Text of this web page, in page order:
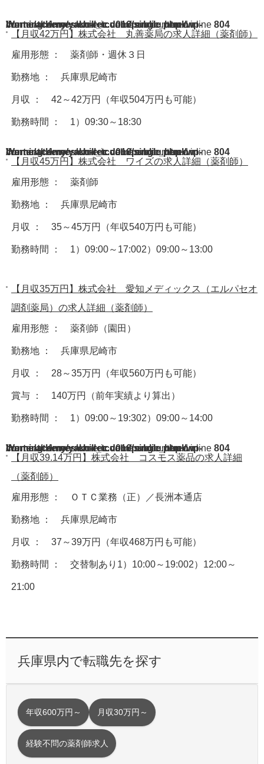
Warning: A non-numeric value encountered in
/home/acdmy/yaku-rec.com/public_html/wp-content/themes/chill_tcd016/single.phpon line 804
【月収42万円】株式会社 丸善薬局の求人詳細（薬剤師）
雇用形態 ： 薬剤師・週休３日
勤務地 ： 兵庫県尼崎市
月収 ： 42～42万円（年収504万円も可能）
勤務時間 ： 1）09:30～18:30
Warning: A non-numeric value encountered in
/home/acdmy/yaku-rec.com/public_html/wp-content/themes/chill_tcd016/single.phpon line 804
【月収45万円】株式会社 ワイズの求人詳細（薬剤師）
雇用形態 ： 薬剤師
勤務地 ： 兵庫県尼崎市
月収 ： 35～45万円（年収540万円も可能）
勤務時間 ： 1）09:00～17:002）09:00～13:00
【月収35万円】株式会社 愛知メディックス（エルパセオ
調剤薬局）の求人詳細（薬剤師）
雇用形態 ： 薬剤師（園田）
勤務地 ： 兵庫県尼崎市
月収 ： 28～35万円（年収560万円も可能）
賞与 ： 140万円（前年実績より算出）
勤務時間 ： 1）09:00～19:302）09:00～14:00
Warning: A non-numeric value encountered in
/home/acdmy/yaku-rec.com/public_html/wp-content/themes/chill_tcd016/single.phpon line 804
【月収39.14万円】株式会社 コスモス薬品の求人詳細
（薬剤師）
雇用形態 ： ＯＴＣ業務（正）／長洲本通店
勤務地 ： 兵庫県尼崎市
月収 ： 37～39万円（年収468万円も可能）
勤務時間 ： 交替制あり1）10:00～19:002）12:00～
21:00
兵庫県内で転職先を探す
年収600万円～ 月収30万円～
経験不問の薬剤師求人